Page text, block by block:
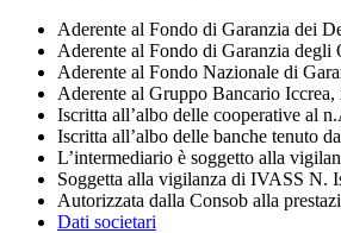
Aderente al Fondo di Garanzia dei
Aderente al Fondo di Garanzia
Aderente al Fondo Nazionale di
Aderente al Gruppo Bancario
Iscritta all’albo delle cooperative al
Iscritta all’albo delle banche tenuto
L’intermediario è soggetto alla
Soggetta alla vigilanza di IVASS N.
Autorizzata dalla Consob alla
Dati societari